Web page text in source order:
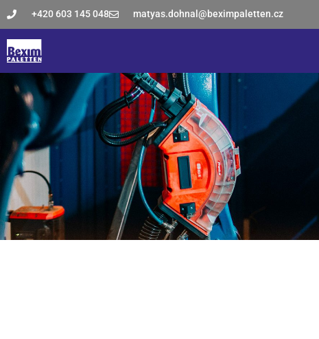
+420 603 145 048 matyas.dohnal@beximpaletten.cz